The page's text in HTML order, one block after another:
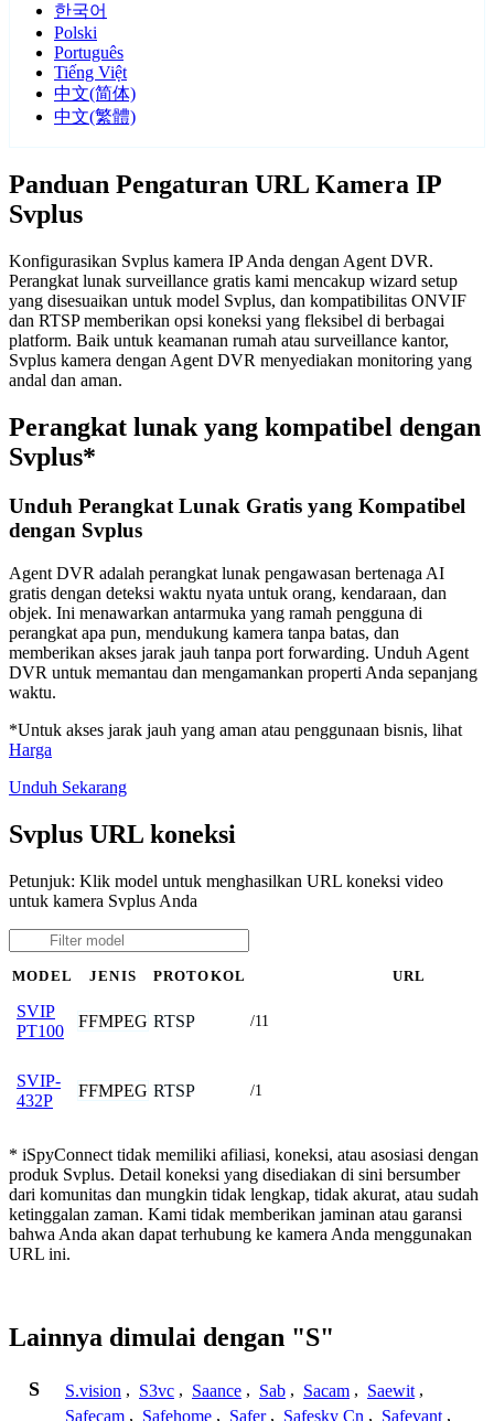
한국어
Polski
Português
Tiếng Việt
中文(简体)
中文(繁體)
Panduan Pengaturan URL Kamera IP
Svplus
Konfigurasikan Svplus kamera IP Anda dengan Agent DVR.
Perangkat lunak surveillance gratis kami mencakup wizard setup
yang disesuaikan untuk model Svplus, dan kompatibilitas ONVIF
dan RTSP memberikan opsi koneksi yang fleksibel di berbagai
platform. Baik untuk keamanan rumah atau surveillance kantor,
Svplus kamera dengan Agent DVR menyediakan monitoring yang
andal dan aman.
Perangkat lunak yang kompatibel dengan
Svplus*
Unduh Perangkat Lunak Gratis yang Kompatibel
dengan Svplus
Agent DVR adalah perangkat lunak pengawasan bertenaga AI
gratis dengan deteksi waktu nyata untuk orang, kendaraan, dan
objek. Ini menawarkan antarmuka yang ramah pengguna di
perangkat apa pun, mendukung kamera tanpa batas, dan
memberikan akses jarak jauh tanpa port forwarding. Unduh Agent
DVR untuk memantau dan mengamankan properti Anda sepanjang
waktu.
*Untuk akses jarak jauh yang aman atau penggunaan bisnis, lihat
Harga
Unduh Sekarang
Svplus URL koneksi
Petunjuk: Klik model untuk menghasilkan URL koneksi video
untuk kamera Svplus Anda
MODEL JENIS PROTOKOL URL
SVIP
PT100
FFMPEG RTSP /11
SVIP-
432P
FFMPEG RTSP /1
* iSpyConnect tidak memiliki afiliasi, koneksi, atau asosiasi dengan
produk Svplus. Detail koneksi yang disediakan di sini bersumber
dari komunitas dan mungkin tidak lengkap, tidak akurat, atau sudah
ketinggalan zaman. Kami tidak memberikan jaminan atau garansi
bahwa Anda akan dapat terhubung ke kamera Anda menggunakan
URL ini.
Lainnya dimulai dengan "S"
S S.vision , S3vc , Saance , Sab , Sacam , Saewit ,
Safecam , Safehome , Safer , Safesky Cn , Safevant ,